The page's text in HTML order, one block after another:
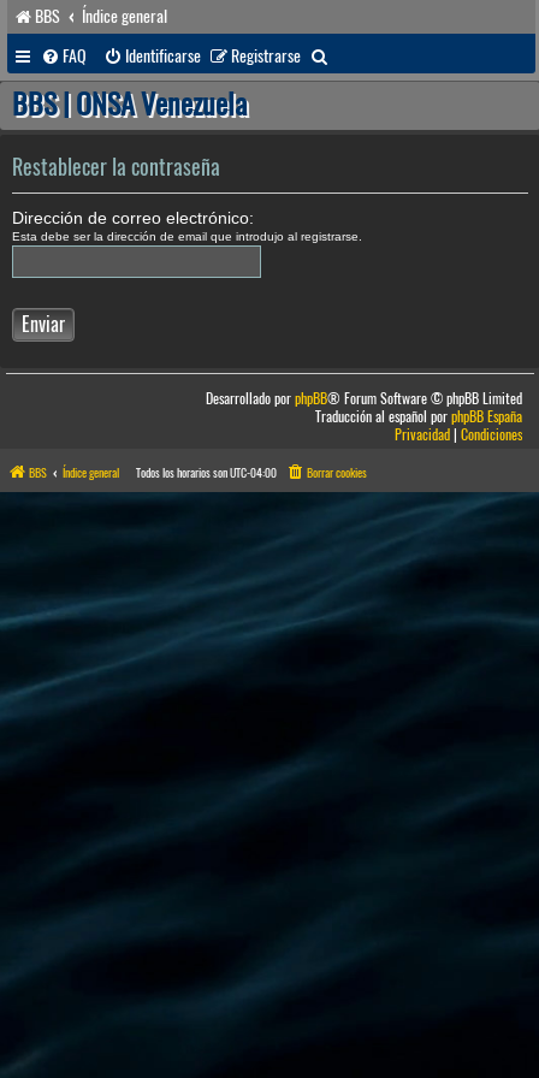
BBS
Índice general
FAQ
Identificarse Registrarse
u
a
BBS | ONSA Venezuela
Restablecer la contraseña
Dirección de correo electrónico:
Esta debe ser la dirección de email que introdujo al registrarse.
Desarrollado porphpBB® Forum Software © phpBB Limited
Traducción al español porphpBB España
Privacidad|Condiciones
BBS Índice general Todos los horarios sonUTC-04:00 Borrar cookies